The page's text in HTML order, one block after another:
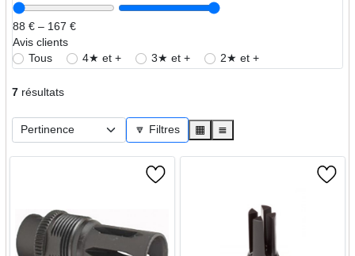
88 € – 167 €
Avis clients
Tous
4★ et + 3★ et + 2★ et +
7résultats
🔽 Filtres ▦ ≣